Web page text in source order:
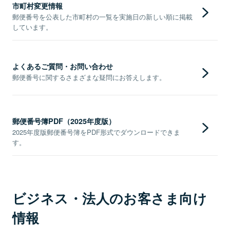
市町村変更情報
郵便番号を公表した市町村の一覧を実施日の新しい順に掲載
しています。
よくあるご質問・お問い合わせ
郵便番号に関するさまざまな疑問にお答えします。
郵便番号簿PDF（2025年度版）
2025年度版郵便番号簿をPDF形式でダウンロードできま
す。
ビジネス・法人のお客さま向け
情報